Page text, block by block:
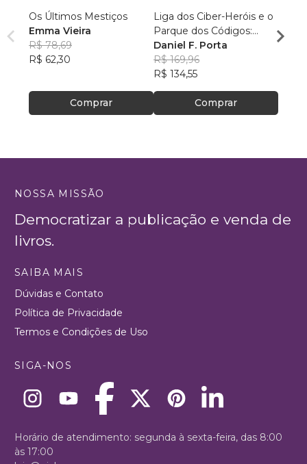
Os Últimos Mestiços
Emma Vieira
R$ 78,69
R$ 62,30
Comprar
Liga dos Ciber-Heróis e o
Parque dos Códigos:
Rumo ao Desconhecido
Daniel F. Porta
R$ 169,96
R$ 134,55
Comprar
R$
NOSSA MISSÃO
Democratizar a publicação e venda de
livros.
SAIBA MAIS
Dúvidas e Contato
Política de Privacidade
Termos e Condições de Uso
SIGA-NOS
Horário de atendimento: segunda à sexta-feira, das 8:00
às 17:00